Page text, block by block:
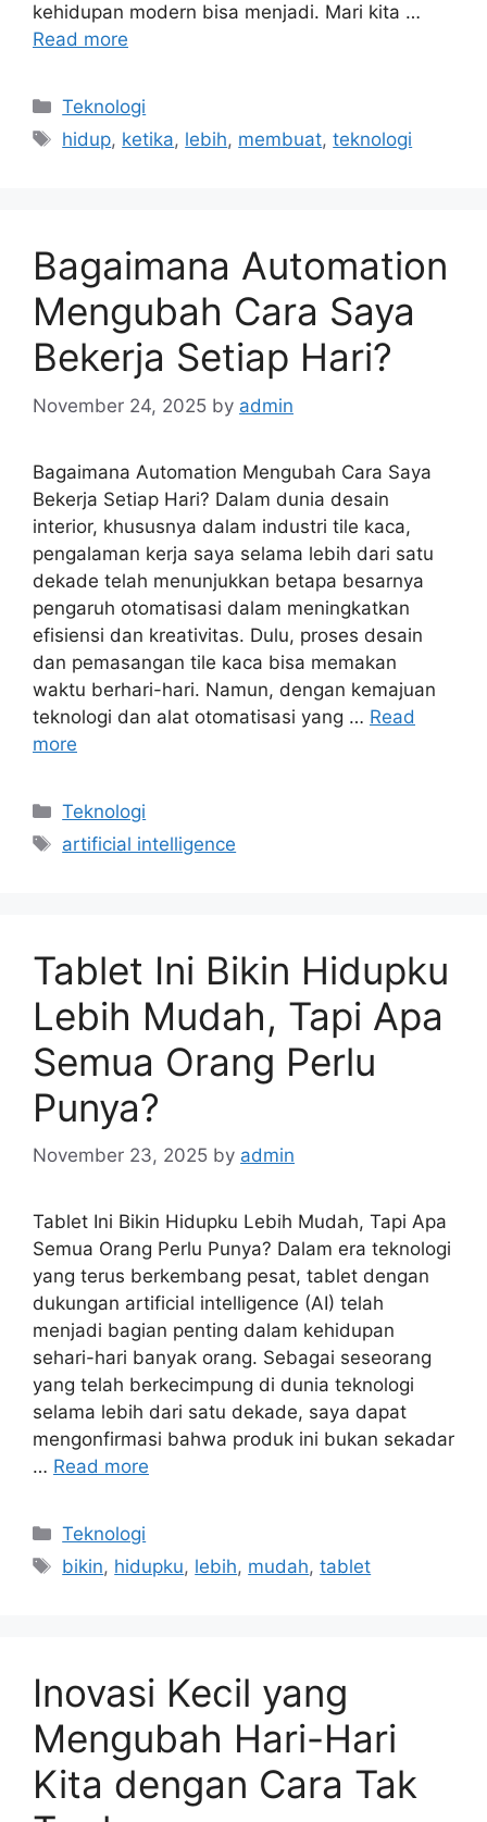
kehidupan modern bisa menjadi. Mari kita …
Read more
Categories
Teknologi
Tags
hidup, ketika, lebih, membuat,teknologi
Bagaimana Automation
Mengubah Cara Saya
Bekerja Setiap Hari?
November 24, 2025 by admin
Bagaimana Automation Mengubah Cara Saya
Bekerja Setiap Hari? Dalam dunia desain
interior, khususnya dalam industri tile kaca,
pengalaman kerja saya selama lebih dari satu
dekade telah menunjukkan betapa besarnya
pengaruh otomatisasi dalam meningkatkan
efisiensi dan kreativitas. Dulu, proses desain
dan pemasangan tile kaca bisa memakan
waktu berhari-hari. Namun, dengan kemajuan
teknologi dan alat otomatisasi yang … Read
more
Categories
Teknologi
Tags
artificial intelligence
Tablet Ini Bikin Hidupku
Lebih Mudah, Tapi Apa
Semua Orang Perlu
Punya?
November 23, 2025 by admin
Tablet Ini Bikin Hidupku Lebih Mudah, Tapi Apa
Semua Orang Perlu Punya? Dalam era teknologi
yang terus berkembang pesat, tablet dengan
dukungan artificial intelligence (AI) telah
menjadi bagian penting dalam kehidupan
sehari-hari banyak orang. Sebagai seseorang
yang telah berkecimpung di dunia teknologi
selama lebih dari satu dekade, saya dapat
mengonfirmasi bahwa produk ini bukan sekadar
… Read more
Categories
Teknologi
Tags
bikin, hidupku, lebih, mudah,tablet
Inovasi Kecil yang
Mengubah Hari-Hari
Kita dengan Cara Tak